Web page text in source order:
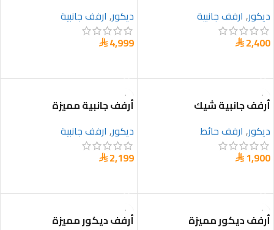
ديكور, ارفف جانبية
2,400
ديكور, ارفف جانبية
4,999
أرفف جانبية شيك
ديكور, ارفف حائط
1,900
أرفف جانبية مميزة
ديكور, ارفف جانبية
2,199
أرفف ديكور مميزة
أرفف ديكور مميزة